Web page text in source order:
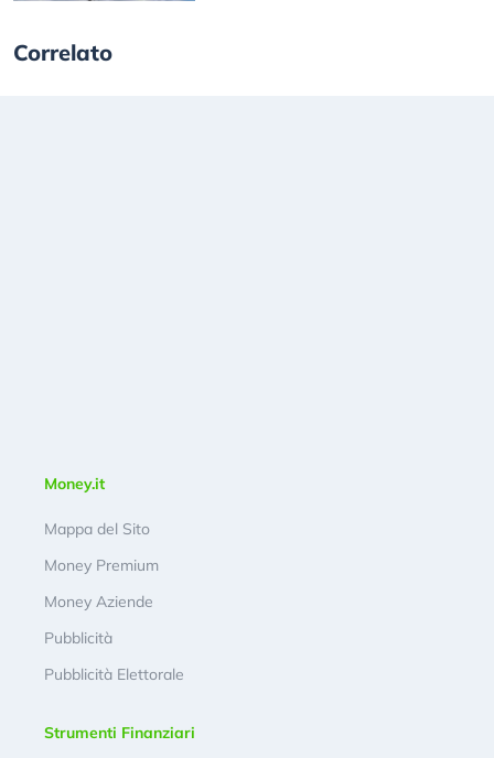
Correlato
Money.it
Mappa del Sito
Money Premium
Money Aziende
Pubblicità
Pubblicità Elettorale
Strumenti Finanziari